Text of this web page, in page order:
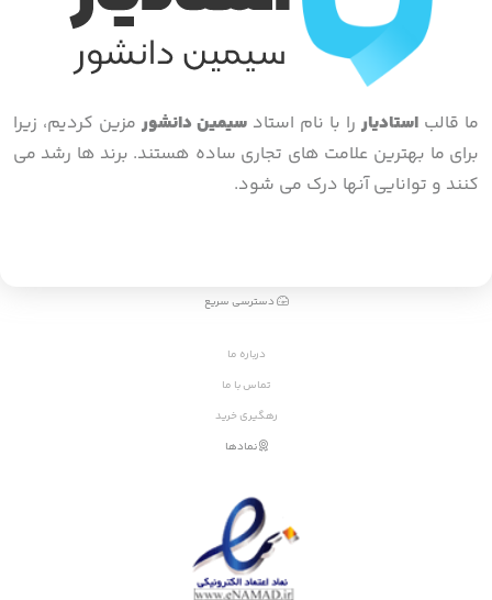
ما قالب استادیار را با نام استاد سیمین دانشور مزین کردیم، زیرا
برای ما بهترین علامت های تجاری ساده هستند. برند ها رشد می
کنند و توانایی آنها درک می شود.
دسترسی سریع
درباره ما
تماس با ما
رهگیری خرید
نمادها